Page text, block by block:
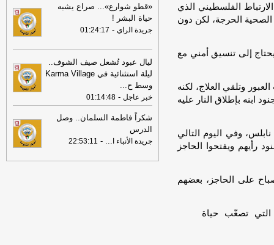
الفلسطيني الذي
الصحية الحرجة، لكن دون
أصبح يحتاج إلى تنسيق أمني مع
وتلقي العلاج، لكنه
ابنه بإطلاق النار عليه
وفي اليوم التالي
رأيهم ويفتحوا الحاجز
على الحاجز، بعضهم
تصعّب حياة
00:53 ... عودة بطل الـ99 جريدة الراي
00:53
وزير الثقافة السوري: سعاد
جريدة الراي
00:53 المُعلمون الجدد... سنة اختبار-
جريدة الراي
00:35
عيسى رمضان: «المرزم» يودعنا
13 الجاري.. و«الكليبين» يبدأ 13 يومًا من
الحر والرطوبة
00:35
«الكهرباء» تبدأ تنفيذ أعمال تمديد
كابلات الألياف الضوئية في عدد من
«قطو شوارع»... صراع يشبه
حياة البشر !
جريدة الراي -
01:24:17
ليال عبود تُشعل صيف الشوف..
ليلة استثنائية في Karma Village
وسط ح...
خبر عاجل -
01:14:48
شكراً فاطمة السلمان.. وصل
الدرس
جريدة الأنباء ا ...
-
22:53:11